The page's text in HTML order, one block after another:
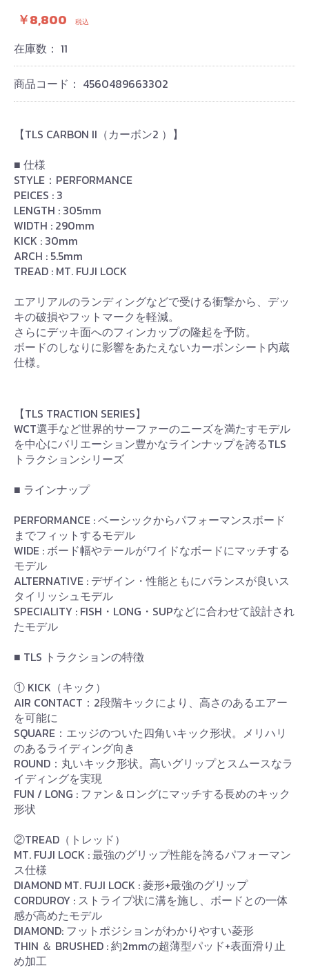
￥8,800 税込
在庫数： 11
商品コード： 4560489663302
【TLS CARBON II（カーボン2 ）】
■ 仕様
STYLE：PERFORMANCE
PEICES : 3
LENGTH : 305mm
WIDTH : 290mm
KICK : 30mm
ARCH : 5.5mm
TREAD : MT. FUJI LOCK
エアリアルのランディングなどで受ける衝撃から、デッ
キの破損やフットマークを軽減。
さらにデッキ面へのフィンカップの隆起を予防。
ボードのしなりに影響をあたえないカーボンシート内蔵
仕様。
【TLS TRACTION SERIES】
WCT選手など世界的サーファーのニーズを満たすモデル
を中心にバリエーション豊かなラインナップを誇るTLS
トラクションシリーズ
■ ラインナップ
PERFORMANCE : ベーシックからパフォーマンスボード
までフィットするモデル
WIDE : ボード幅やテールがワイドなボードにマッチする
モデル
ALTERNATIVE : デザイン・性能ともにバランスが良いス
タイリッシュモデル
SPECIALITY : FISH・LONG・SUPなどに合わせて設計され
たモデル
■ TLS トラクションの特徴
① KICK（キック）
AIR CONTACT：2段階キックにより、高さのあるエアー
を可能に
SQUARE：エッジのついた四角いキック形状。メリハリ
のあるライディング向き
ROUND：丸いキック形状。高いグリップとスムースなラ
イディングを実現
FUN / LONG : ファン＆ロングにマッチする長めのキック
形状
②TREAD（トレッド）
MT. FUJI LOCK : 最強のグリップ性能を誇るパフォーマン
ス仕様
DIAMOND MT. FUJI LOCK : 菱形+最強のグリップ
CORDUROY : ストライプ状に溝を施し、ボードとの一体
感が高めたモデル
DIAMOND: フットポジションがわかりやすい菱形
THIN ＆ BRUSHED : 約2mmの超薄型パッド+表面滑り止
め加工